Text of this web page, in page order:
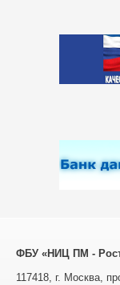
ФБУ «НИЦ ПМ -
117418, г. Москва,